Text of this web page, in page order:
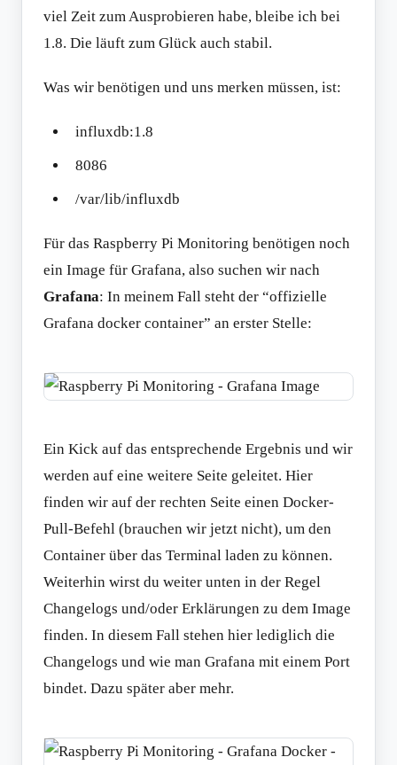
viel Zeit zum Ausprobieren habe, bleibe ich bei
1.8. Die läuft zum Glück auch stabil.
Was wir benötigen und uns merken müssen, ist:
influxdb:1.8
8086
/var/lib/influxdb
Für das Raspberry Pi Monitoring benötigen noch
ein Image für Grafana, also suchen wir nach
Grafana: In meinem Fall steht der “offizielle
Grafana docker container” an erster Stelle:
Ein Kick auf das entsprechende Ergebnis und wir
werden auf eine weitere Seite geleitet. Hier
finden wir auf der rechten Seite einen Docker-
Pull-Befehl (brauchen wir jetzt nicht), um den
Container über das Terminal laden zu können.
Weiterhin wirst du weiter unten in der Regel
Changelogs und/oder Erklärungen zu dem Image
finden. In diesem Fall stehen hier lediglich die
Changelogs und wie man Grafana mit einem Port
bindet. Dazu später aber mehr.